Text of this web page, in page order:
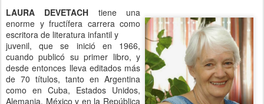
LAURA DEVETACH tiene una
enorme y fructífera carrera como
escritora de literatura infantil y
juvenil, que se inició en 1966,
cuando publicó su primer libro, y
desde entonces lleva editados más
de 70 títulos, tanto en Argentina
como en Cuba, Estados Unidos,
Alemania, México y en la República